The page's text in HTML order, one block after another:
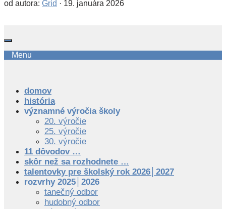
od autora: Grid · 19. januára 2026
Menu
domov
história
významné výročia školy
20. výročie
25. výročie
30. výročie
11 dôvodov …
skôr než sa rozhodnete …
talentovky pre školský rok 2026│2027
rozvrhy 2025│2026
tanečný odbor
hudobný odbor